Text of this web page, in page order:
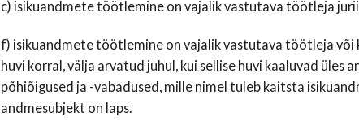
c) isikuandmete töötlemine on vajalik vastutava töötleja
f) isikuandmete töötlemine on vajalik vastutava töötleja või
huvi korral, välja arvatud juhul, kui sellise huvi kaaluvad üles
põhiõigused ja -vabadused, mille nimel tuleb kaitsta
andmesubjekt on laps.